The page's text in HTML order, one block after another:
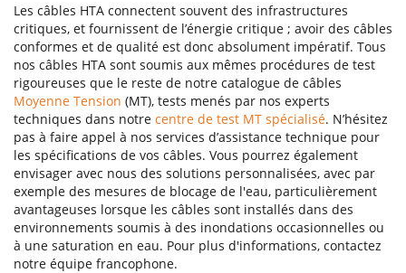
Les câbles HTA connectent souvent des infrastructures
critiques, et fournissent de l’énergie critique ; avoir des câbles
conformes et de qualité est donc absolument impératif. Tous
nos câbles HTA sont soumis aux mêmes procédures de test
rigoureuses que le reste de notre catalogue de câbles
Moyenne Tension (MT), tests menés par nos experts
techniques dans notre centre de test MT spécialisé. N’hésitez
pas à faire appel à nos services d’assistance technique pour
les spécifications de vos câbles. Vous pourrez également
envisager avec nous des solutions personnalisées, avec par
exemple des mesures de blocage de l'eau, particulièrement
avantageuses lorsque les câbles sont installés dans des
environnements soumis à des inondations occasionnelles ou
à une saturation en eau. Pour plus d'informations, contactez
notre équipe francophone.